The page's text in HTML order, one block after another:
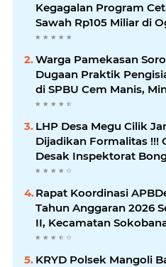
Kegagalan Program
Sawah Rp105 Miliar di
Desak Kadis Pertanian
Warga Pamekasan
Dugaan Praktik
di SPBU Cem Manis,
Klarifikasi dan
LHP Desa Megu Cilik
Dijadikan Formalitas !!!
Desak Inspektorat
Seluruh Fakta dan
Dugaan Permainan
Rapat Koordinasi
Tahun Anggaran 2026
II, Kecamatan
Libatkan 12 Desa
KRYD Polsek Mangoli